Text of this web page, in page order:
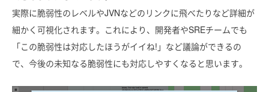
実際に脆弱性のレベルやJVNなどのリンクに飛べたりなど詳細が
細かく可視化されます。これにより、開発者やSREチームでも
「この脆弱性は対応したほうがイイね!」など議論ができるの
で、今後の未知なる脆弱性にも対応しやすくなると思います。